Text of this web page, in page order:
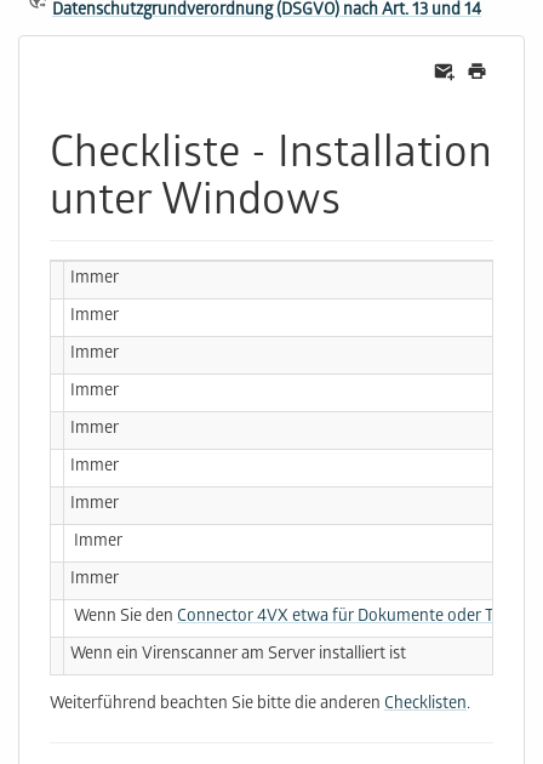
Datenschutzgrundverordnung (DSGVO) nach Art. 13 und 14
Checkliste - Installation
unter Windows
Immer
Immer
Immer
Immer
Immer
Immer
Immer
Immer
Immer
Wenn Sie den Connector 4VX etwa für Dokumente oder Tapi
Wenn ein Virenscanner am Server installiert ist
Weiterführend beachten Sie bitte die anderen Checklisten.